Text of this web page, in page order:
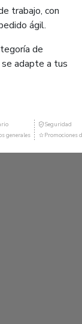
trabajo, con
ágil.
de
adapte a tus
generales
Seguridad
Promociones